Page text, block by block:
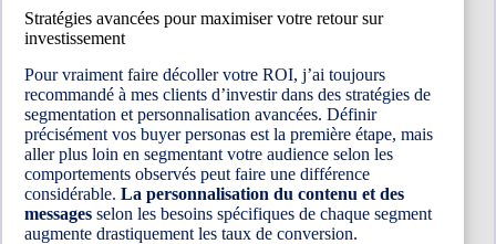
Stratégies avancées pour maximiser votre retour sur
investissement
Pour vraiment faire décoller votre ROI, j’ai toujours
recommandé à mes clients d’investir dans des stratégies de
segmentation et personnalisation avancées. Définir
précisément vos buyer personas est la première étape, mais
aller plus loin en segmentant votre audience selon les
comportements observés peut faire une différence
considérable. La personnalisation du contenu et des
messages selon les besoins spécifiques de chaque segment
augmente drastiquement les taux de conversion.